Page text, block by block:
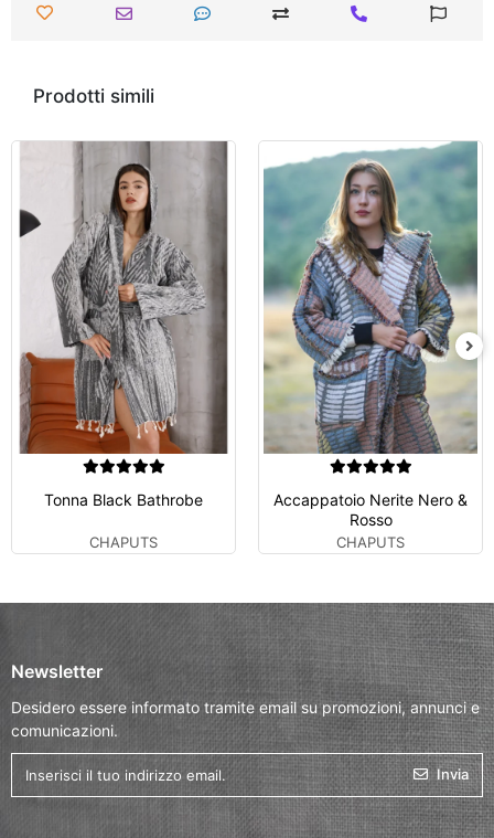
Prodotti simili
Tonna Black Bathrobe
CHAPUTS
Accappatoio Nerite Nero &
Rosso
CHAPUTS
Newsletter
Desidero essere informato tramite email su promozioni, annunci e
comunicazioni.
Invia